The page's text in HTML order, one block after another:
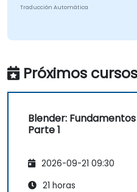
Traducción Automática
Próximos cursos
Blender:
Parte 1
2026-09-21 09:30
21 horas